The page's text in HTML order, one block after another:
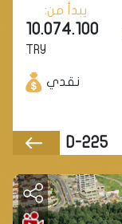
يبدأ من:
10.074.100
TRY
نقدي
D-225